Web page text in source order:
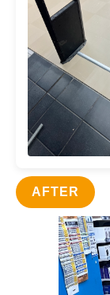
AFTER